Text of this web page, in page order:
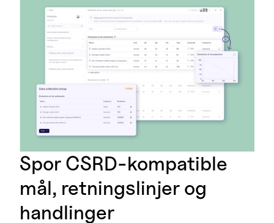
Spor CSRD-kompatible
mål, retningslinjer og
handlinger